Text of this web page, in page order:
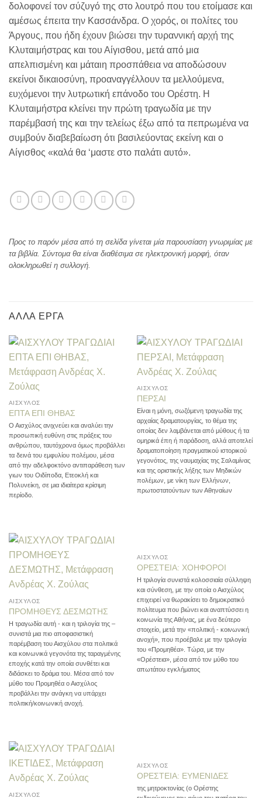
δολοφονεί τον σύζυγό της στο λουτρό που του ετοίμασε και
αμέσως έπειτα την Κασσάνδρα. Ο χορός, οι πολίτες του
Άργους, που ήδη έχουν βιώσει την τυραννική αρχή της
Κλυταιμήστρας και του Αίγισθου, μετά από μια
απελπισμένη και μάταιη προσπάθεια να αποδώσουν
εκείνοι δικαιοσύνη, προαναγγέλλουν τα μελλούμενα,
ευχόμενοι την λυτρωτική επάνοδο του Ορέστη. Η
Κλυταιμήστρα κλείνει την πρώτη τραγωδία με την
παρέμβασή της και την τελείως έξω από τα πεπρωμένα να
συμβούν διαβεβαίωση ότι βασιλεύοντας εκείνη και ο
Αίγισθος «καλά θα ‘μαστε στο παλάτι αυτό».
Προς το παρόν μέσα από τη σελίδα γίνεται μία παρουσίαση γνωριμίας με
τα βιβλία. Σύντομα θα είναι διαθέσιμα σε ηλεκτρονική μορφή, όταν
ολοκληρωθεί η συλλογή.
ΆΛΛΑ ΈΡΓΑ
ΑΙΣΧΥΛΟΣ
ΕΠΤΑ ΕΠΙ ΘΗΒΑΣ
Ο Αισχύλος ανιχνεύει και αναλύει την
προσωπική ευθύνη στις πράξεις του
ανθρώπου, ταυτόχρονα όμως προβάλλει
τα δεινά του εμφυλίου πολέμου, μέσα
από την αδελφοκτόνο αντιπαράθεση των
γιων του Οιδίποδα, Ετεοκλή και
Πολυνείκη, σε μια ιδιαίτερα κρίσιμη
περίοδο.
ΑΙΣΧΥΛΟΣ
ΠΕΡΣΑΙ
Είναι η μόνη, σωζόμενη τραγωδία της
αρχαίας δραματουργίας, το θέμα της
οποίας δεν λαμβάνεται από μύθους ή τα
ομηρικά έπη ή παράδοση, αλλά αποτελεί
δραματοποίηση πραγματικού ιστορικού
γεγονότος, της ναυμαχίας της Σαλαμίνας
και της οριστικής λήξης των Μηδικών
πολέμων, με νίκη των Ελλήνων,
πρωτοστατούντων των Αθηναίων
ΑΙΣΧΥΛΟΣ
ΠΡΟΜΗΘΕΥΣ ΔΕΣΜΩΤΗΣ
Η τραγωδία αυτή - και η τριλογία της –
συνιστά μια πιο αποφασιστική
παρέμβαση του Αισχύλου στα πολιτικά
και κοινωνικά γεγονότα της ταραγμένης
εποχής κατά την οποία συνθέτει και
διδάσκει το δράμα του. Μέσα από τον
μύθο του Προμηθέα ο Αισχύλος
προβάλλει την ανάγκη να υπάρχει
πολιτική/κοινωνική ανοχή.
ΑΙΣΧΥΛΟΣ
ΟΡΕΣΤΕΙΑ: ΧΟΗΦΟΡΟΙ
Η τριλογία συνιστά κολοσσιαία σύλληψη
και σύνθεση, με την οποία ο Αισχύλος
επιχειρεί να θωρακίσει το δημοκρατικό
πολίτευμα που βιώνει και αναπτύσσει η
κοινωνία της Αθήνας, με ένα δεύτερο
στοιχείο, μετά την «πολιτική - κοινωνική
ανοχή», που προέβαλε με την τριλογία
του «Προμηθέα». Τώρα, με την
«Ορέστεια», μέσα από τον μύθο του
απωτάτου εγκλήματος
ΑΙΣΧΥΛΟΣ
ΑΙΣΧΥΛΟΣ
ΟΡΕΣΤΕΙΑ: ΕΥΜΕΝΙΔΕΣ
της μητροκτονίας (ο Ορέστης